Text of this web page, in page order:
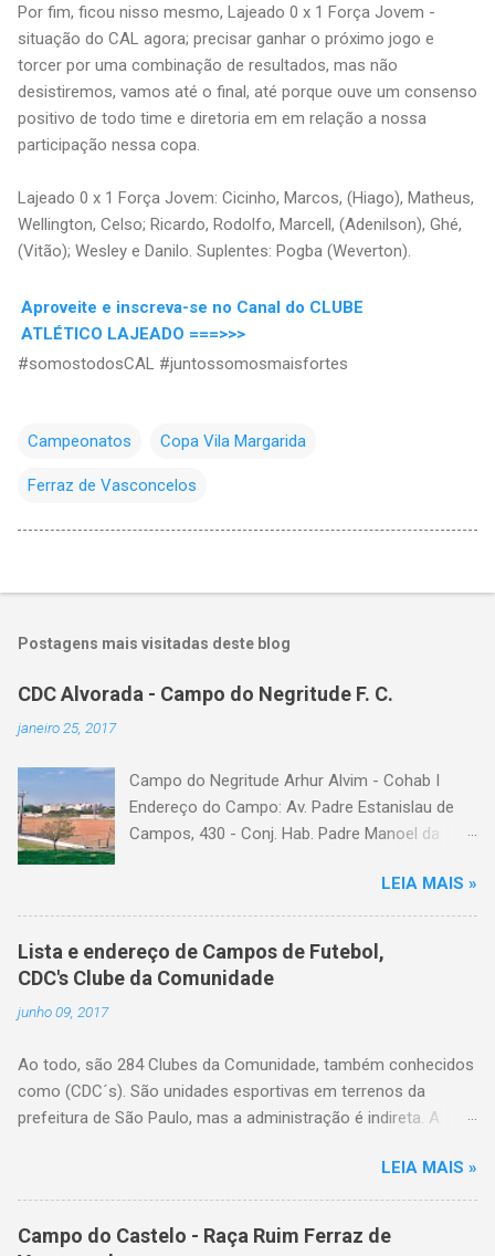
Por fim, ficou nisso mesmo, Lajeado 0 x 1 Força Jovem -
situação do CAL agora; precisar ganhar o próximo jogo e
torcer por uma combinação de resultados, mas não
desistiremos, vamos até o final, até porque ouve um consenso
positivo de todo time e diretoria em em relação a nossa
participação nessa copa.
Lajeado 0 x 1 Força Jovem: Cicinho, Marcos, (Hiago), Matheus,
Wellington, Celso; Ricardo, Rodolfo, Marcell, (Adenilson), Ghé,
(Vitão); Wesley e Danilo. Suplentes: Pogba (Weverton).
Aproveite e inscreva-se no Canal do CLUBE
ATLÉTICO LAJEADO ===>>>
#somostodosCAL #juntossomosmaisfortes
Campeonatos Copa Vila Margarida
Ferraz de Vasconcelos
Postagens mais visitadas deste blog
CDC Alvorada - Campo do Negritude F. C.
janeiro 25, 2017
Campo do Negritude Arhur Alvim - Cohab I
Endereço do Campo: Av. Padre Estanislau de
Campos, 430 - Conj. Hab. Padre Manoel da
Categoria: cdc, campo de futebol, futebol de
várzea, futebol amador
LEIA MAIS »
Lista e endereço de Campos de Futebol,
CDC's Clube da Comunidade
junho 09, 2017
Ao todo, são 284 Clubes da Comunidade, também conhecidos
como (CDC´s). São unidades esportivas em terrenos da
prefeitura de São Paulo, mas a administração é indireta. A
com reconhecida vocação no trabalho esportivo, legalmente
constituídos em forma de associação comunitária ou e eleitos
pela própria população do bairro. A Secretaria de Esportes
coordena o processo de eleição das entidades que farão esta
LEIA MAIS »
Campo do Castelo - Raça Ruim Ferraz de